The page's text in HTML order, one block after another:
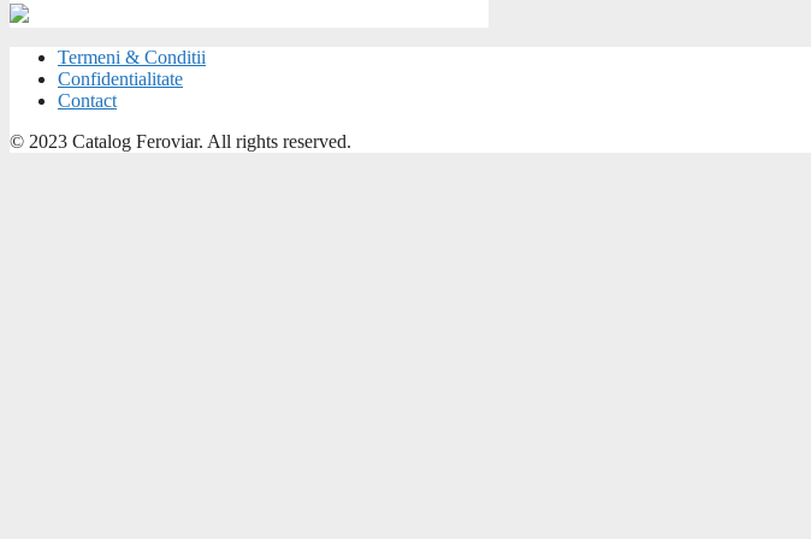
Termeni & Conditii
Confidentialitate
Contact
© 2023 Catalog Feroviar. All rights reserved.